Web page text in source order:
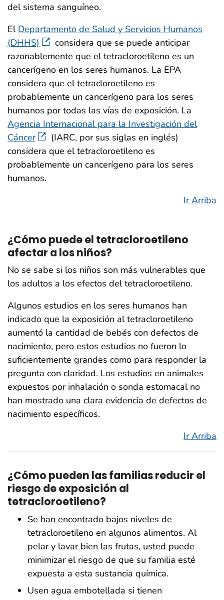
del sistema sanguíneo.
El Departamento de Salud y Servicios Humanos
(DHHS)
considera que se puede anticipar
razonablemente que el tetracloroetileno es un
cancerígeno en los seres humanos. La EPA
considera que el tetracloroetileno es
probablemente un cancerígeno para los seres
humanos por todas las vías de exposición. La
Agencia Internacional para la Investigación del
Cáncer
(IARC, por sus siglas en inglés)
considera que el tetracloroetileno es
probablemente un cancerígeno para los seres
humanos.
Ir Arriba
¿Cómo puede el tetracloroetileno
afectar a los niños?
No se sabe si los niños son más vulnerables que
los adultos a los efectos del tetracloroetileno.
Algunos estudios en los seres humanos han
indicado que la exposición al tetracloroetileno
aumentó la cantidad de bebés con defectos de
nacimiento, pero estos estudios no fueron lo
suficientemente grandes como para responder la
pregunta con claridad. Los estudios en animales
expuestos por inhalación o sonda estomacal no
han mostrado una clara evidencia de defectos de
nacimiento específicos.
Ir Arriba
¿Cómo pueden las familias reducir el
riesgo de exposición al
tetracloroetileno?
Se han encontrado bajos niveles de
tetracloroetileno en algunos alimentos. Al
pelar y lavar bien las frutas, usted puede
minimizar el riesgo de que su familia esté
expuesta a esta sustancia química.
Usen agua embotellada si tienen